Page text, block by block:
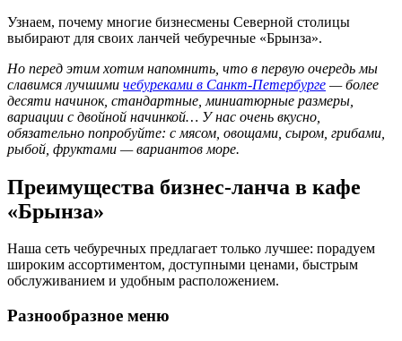
Узнаем, почему многие бизнесмены Северной столицы
выбирают для своих ланчей чебуречные «Брынза».
Но перед этим хотим напомнить, что в первую очередь мы
славимся лучшими чебуреками в Санкт-Петербурге — более
десяти начинок, стандартные, миниатюрные размеры,
вариации с двойной начинкой… У нас очень вкусно,
обязательно попробуйте: с мясом, овощами, сыром, грибами,
рыбой, фруктами — вариантов море.
Преимущества бизнес-ланча в кафе
«Брынза»
Наша сеть чебуречных предлагает только лучшее: порадуем
широким ассортиментом, доступными ценами, быстрым
обслуживанием и удобным расположением.
Разнообразное меню